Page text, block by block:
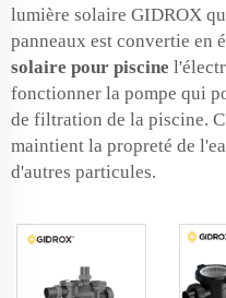
lumière solaire GIDROX
panneaux est convertie en
solaire pour piscine
fonctionner la pompe qui
de filtration de la piscine.
maintient la propreté de
d'autres particules.